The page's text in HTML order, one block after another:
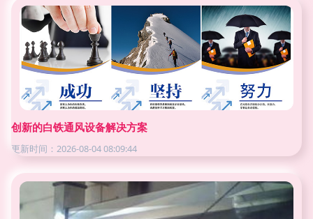
创新的白铁通风设备解决方案
更新时间：2026-08-04 08:09:44